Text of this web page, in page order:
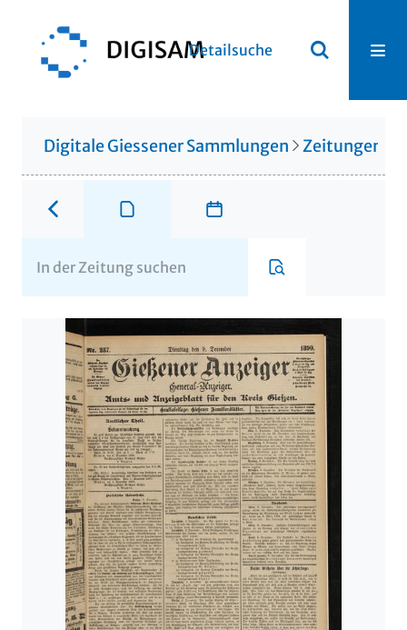
Detailsuche
Digitale Giessener Sammlungen Zeitungen